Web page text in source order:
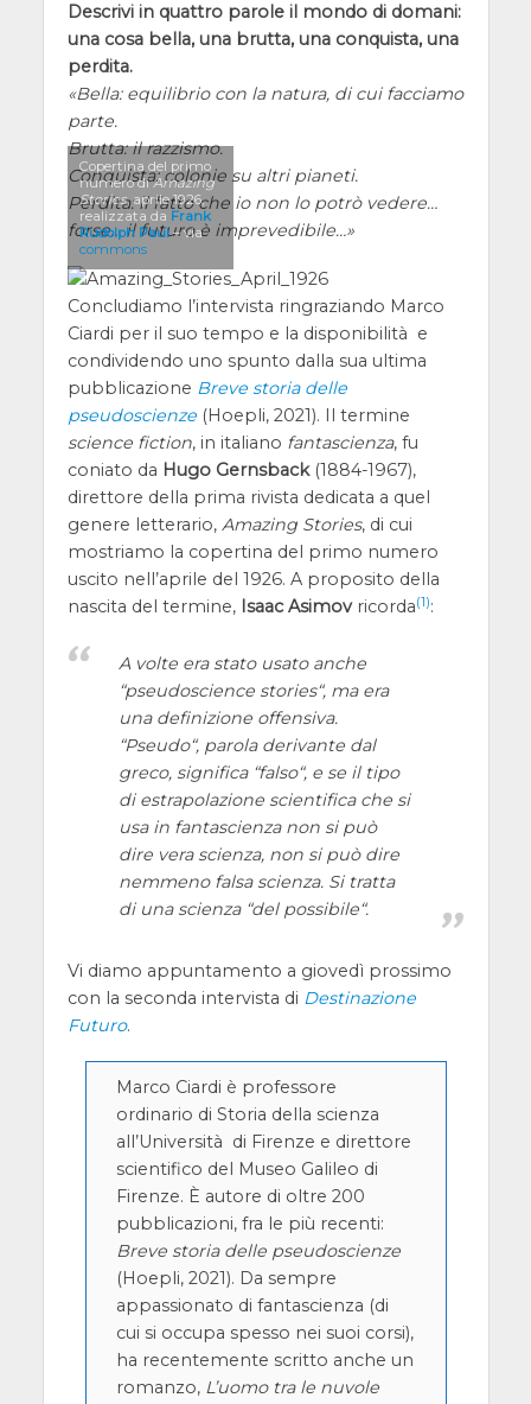
Descrivi in quattro parole il mondo di domani:
una cosa bella, una brutta, una conquista, una
perdita.
Bella: equilibrio con la natura, di cui facciamo
parte.
Brutta: il razzismo.
Conquista: colonie su altri pianeti.
Perdita: il fatto che io non lo potrò vedere…
forse… il futuro è imprevedibile…
Copertina del primo
numero diAmazing
Stories, aprile 1926,
realizzata da Frank
Rudolph Paul– via
commons
Concludiamo l’intervista ringraziando Marco
Ciardi per il suo tempo e la disponibilità e
condividendo uno spunto dalla sua ultima
pubblicazione Breve storia delle
pseudoscienze(Hoepli, 2021). Il termine
science fiction, in italiano fantascienza, fu
coniato da Hugo Gernsback(1884-1967),
direttore della prima rivista dedicata a quel
genere letterario, Amazing Stories, di cui
mostriamo la copertina del primo numero
uscito nell’aprile del 1926. A proposito della
nascita del termine, Isaac Asimovricorda(1):
A volte era stato usato anche
“pseudoscience stories“, ma era
una definizione offensiva.
“Pseudo“, parola derivante dal
greco, significa “falso“, e se il tipo
di estrapolazione scientifica che si
usa in fantascienza non si può
dire vera scienza, non si può dire
nemmeno falsa scienza. Si tratta
di una scienza “del possibile“.
Vi diamo appuntamento a giovedì prossimo
con la seconda intervista di Destinazione
Futuro.
Marco Ciardi è professore
ordinario di Storia della scienza
all’Università di Firenze e direttore
scientifico del Museo Galileo di
Firenze. È autore di oltre 200
pubblicazioni, fra le più recenti:
Breve storia delle pseudoscienze
(Hoepli, 2021). Da sempre
appassionato di fantascienza (di
cui si occupa spesso nei suoi corsi),
ha recentemente scritto anche un
romanzo, L’uomo tra le nuvole